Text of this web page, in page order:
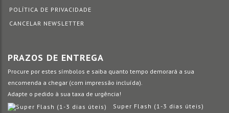
POLÍTICA DE PRIVACIDADE
CANCELAR NEWSLETTER
PRAZOS DE ENTREGA
Procure por estes símbolos e saiba quanto tempo demorará a sua
encomenda a chegar (com impressão incluída).
Adapte o pedido à sua taxa de urgência!
Super Flash (1-3 dias úteis)